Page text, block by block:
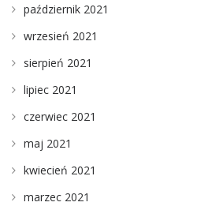
październik 2021
wrzesień 2021
sierpień 2021
lipiec 2021
czerwiec 2021
maj 2021
kwiecień 2021
marzec 2021